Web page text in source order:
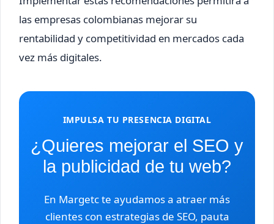
las empresas colombianas mejorar su
rentabilidad y competitividad en mercados cada
vez más digitales.
IMPULSA TU PRESENCIA DIGITAL
¿Quieres mejorar el SEO y
la publicidad de tu web?
En Margetc te ayudamos a atraer más
clientes con estrategias de SEO, pauta